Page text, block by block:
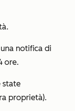
notifica di
ore.
state
proprietà).